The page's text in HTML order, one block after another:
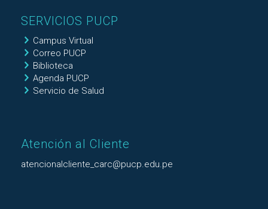
SERVICIOS PUCP
Campus Virtual
Correo PUCP
Biblioteca
Agenda PUCP
Servicio de Salud
Atención al Cliente
atencionalcliente_carc@pucp.edu.pe